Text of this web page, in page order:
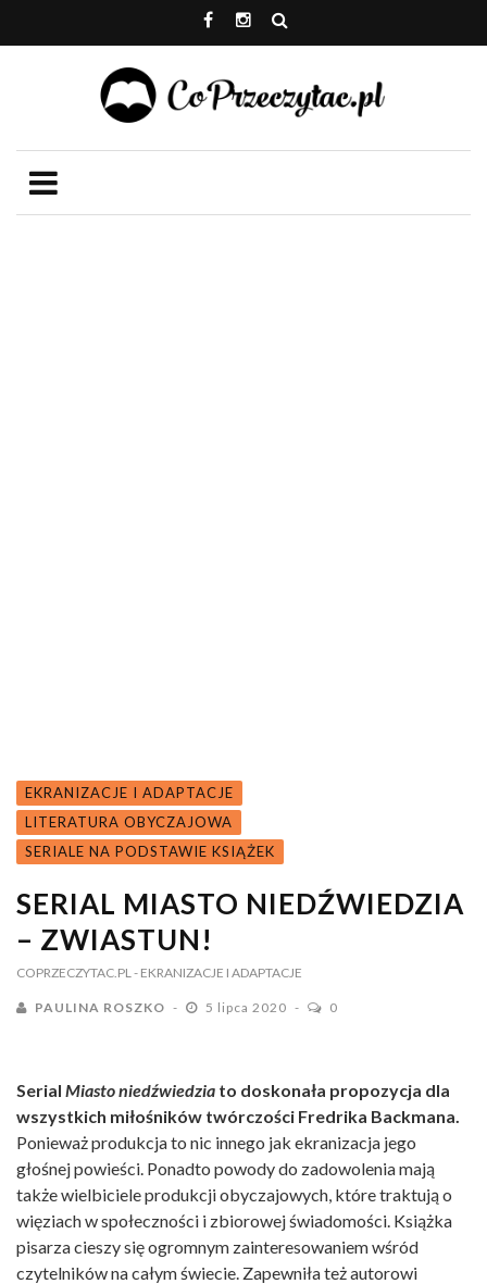
EKRANIZACJE I ADAPTACJE
LITERATURA OBYCZAJOWA
SERIALE NA PODSTAWIE KSIĄŻEK
SERIAL MIASTO NIEDŹWIEDZIA
– ZWIASTUN!
COPRZECZYTAC.PL - EKRANIZACJE I ADAPTACJE
PAULINA ROSZKO 5 lipca 2020 0
Serial Miasto niedźwiedzia to doskonała propozycja dla
wszystkich miłośników twórczości Fredrika Backmana.
Ponieważ produkcja to nic innego jak ekranizacja jego
głośnej powieści. Ponadto powody do zadowolenia mają
także wielbiciele produkcji obyczajowych, które traktują o
więziach w społeczności i zbiorowej świadomości. Książka
pisarza cieszy się ogromnym zainteresowaniem wśród
czytelników na całym świecie. Zapewniła też autorowi